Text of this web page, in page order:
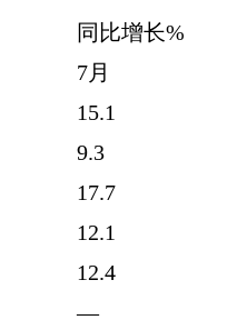
同比增长%
7月
15.1
9.3
17.7
12.1
12.4
—